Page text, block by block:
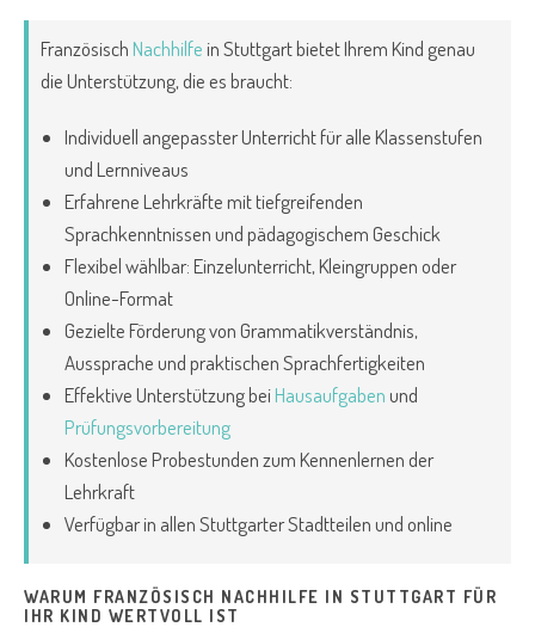
Französisch Nachhilfein Stuttgart bietet Ihrem Kind genau
die Unterstützung, die es braucht:
Individuell angepasster Unterricht für alle Klassenstufen
und Lernniveaus
Erfahrene Lehrkräfte mit tiefgreifenden
Sprachkenntnissen und pädagogischem Geschick
Flexibel wählbar: Einzelunterricht, Kleingruppen oder
Online-Format
Gezielte Förderung von Grammatikverständnis,
Aussprache und praktischen Sprachfertigkeiten
Effektive Unterstützung beiHausaufgabenund
Prüfungsvorbereitung
Kostenlose Probestunden zum Kennenlernen der
Lehrkraft
Verfügbar in allen Stuttgarter Stadtteilen und online
WARUM FRANZÖSISCH NACHHILFE IN STUTTGART FÜR
IHR KIND WERTVOLL IST